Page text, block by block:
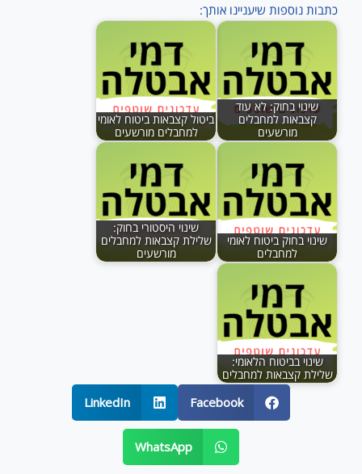
כתבות נוספות שיעניינו אותך:
שינוי בחוק: לא עוד
קצבאות למחבלים
מורשעים
ביטול קצבאות ביטוח לאומי
למחבלים מורשעים
שינוי בחוק ביטוח לאומי
למחבלים
שינוי היסטורי בחוק:
שלילת קצבאות למחבלים
מורשעים
שינוי בביטוח הלאומי:
שלילת קצבאות למחבלים
Facebook
LinkedIn
WhatsApp